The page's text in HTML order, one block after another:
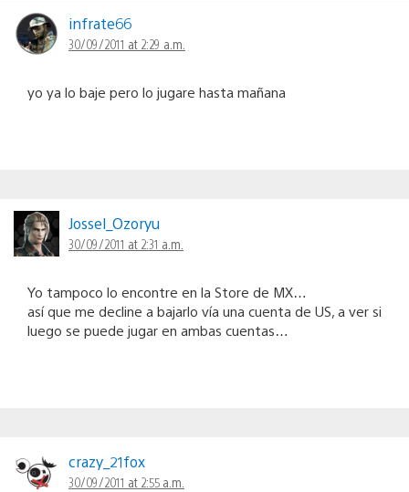
infrate66
30/09/2011 at 2:29 a.m.
yo ya lo baje pero lo jugare hasta mañana
Jossel_Ozoryu
30/09/2011 at 2:31 a.m.
Yo tampoco lo encontre en la Store de MX…
así que me decline a bajarlo vía una cuenta de US, a ver si
luego se puede jugar en ambas cuentas…
crazy_21fox
30/09/2011 at 2:55 a.m.